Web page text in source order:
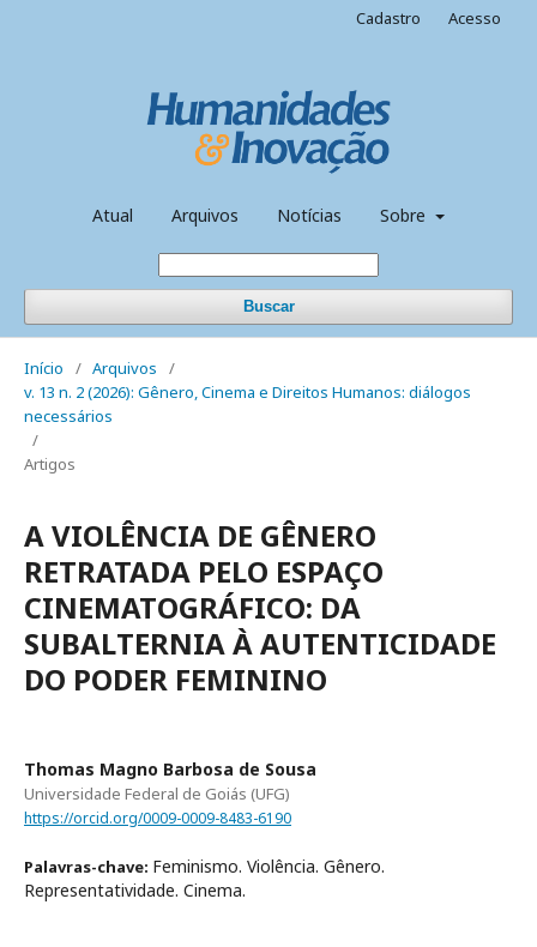
Atual Arquivos Notícias Sobre
Buscar
Cadastro Acesso
Início / Arquivos
/
v. 13 n. 2 (2026): Gênero, Cinema e Direitos Humanos: diálogos
necessários
/
Artigos
A VIOLÊNCIA DE GÊNERO
RETRATADA PELO ESPAÇO
CINEMATOGRÁFICO: DA
SUBALTERNIA À AUTENTICIDADE
DO PODER FEMININO
Thomas Magno Barbosa de Sousa
Universidade Federal de Goiás (UFG)
https://orcid.org/0009-0009-8483-6190
Palavras-chave: Feminismo. Violência. Gênero.
Representatividade. Cinema.